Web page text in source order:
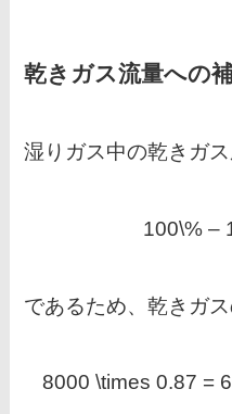
乾きガス流量への
湿りガス中の乾きガス
100\% –
であるため、乾きガ
8000 \times 0.87 =